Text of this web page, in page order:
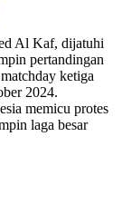
Al Kaf, dijatuhi
pertandingan
ketiga
2024.
memicu protes
laga besar